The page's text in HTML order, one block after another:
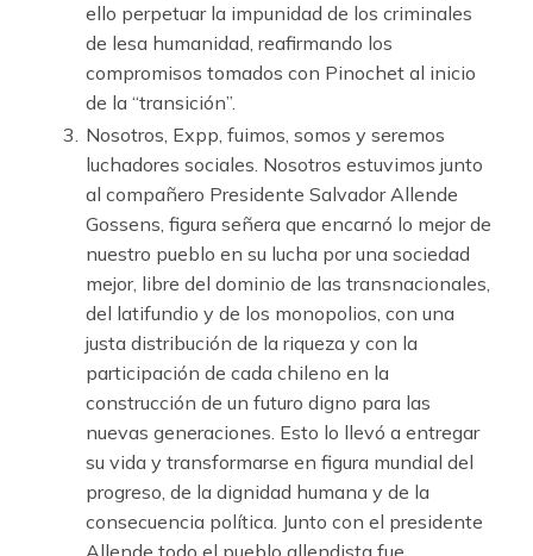
ello perpetuar la impunidad de los criminales
de lesa humanidad, reafirmando los
compromisos tomados con Pinochet al inicio
de la “transición”.
Nosotros, Expp, fuimos, somos y seremos
luchadores sociales. Nosotros estuvimos junto
al compañero Presidente Salvador Allende
Gossens, figura señera que encarnó lo mejor de
nuestro pueblo en su lucha por una sociedad
mejor, libre del dominio de las transnacionales,
del latifundio y de los monopolios, con una
justa distribución de la riqueza y con la
participación de cada chileno en la
construcción de un futuro digno para las
nuevas generaciones. Esto lo llevó a entregar
su vida y transformarse en figura mundial del
progreso, de la dignidad humana y de la
consecuencia política. Junto con el presidente
Allende todo el pueblo allendista fue